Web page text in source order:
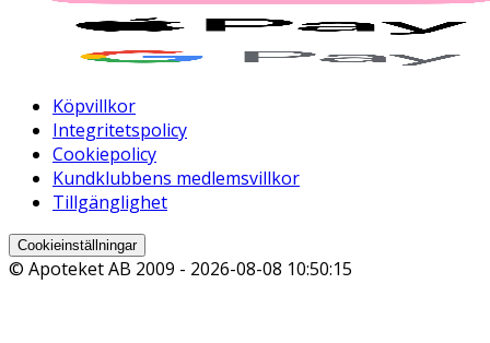
Köpvillkor
Integritetspolicy
Cookiepolicy
Kundklubbens medlemsvillkor
Tillgänglighet
Cookieinställningar
© Apoteket AB 2009 - 2026-08-08 10:50:15